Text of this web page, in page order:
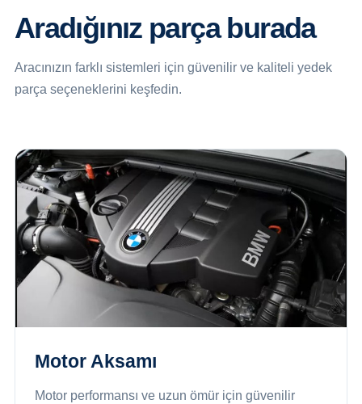
Aradığınız parça burada
Aracınızın farklı sistemleri için güvenilir ve kaliteli yedek
parça seçeneklerini keşfedin.
Motor Aksamı
Motor performansı ve uzun ömür için güvenilir